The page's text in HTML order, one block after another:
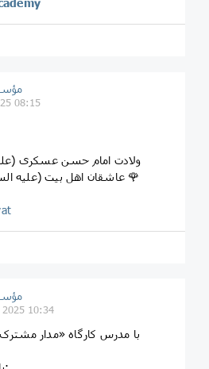
08:15
عاشقان اهل بیت (علیه السلام) تبریک و تهنیت باد 🌹
10:34
🔹با مدرس کارگاه «مدار